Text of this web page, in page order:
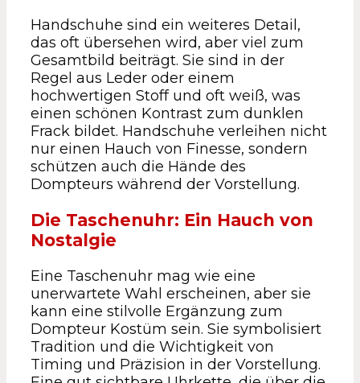
Handschuhe sind ein weiteres Detail,
das oft übersehen wird, aber viel zum
Gesamtbild beiträgt. Sie sind in der
Regel aus Leder oder einem
hochwertigen Stoff und oft weiß, was
einen schönen Kontrast zum dunklen
Frack bildet. Handschuhe verleihen nicht
nur einen Hauch von Finesse, sondern
schützen auch die Hände des
Dompteurs während der Vorstellung.
Die Taschenuhr: Ein Hauch von
Nostalgie
Eine Taschenuhr mag wie eine
unerwartete Wahl erscheinen, aber sie
kann eine stilvolle Ergänzung zum
Dompteur Kostüm sein. Sie symbolisiert
Tradition und die Wichtigkeit von
Timing und Präzision in der Vorstellung.